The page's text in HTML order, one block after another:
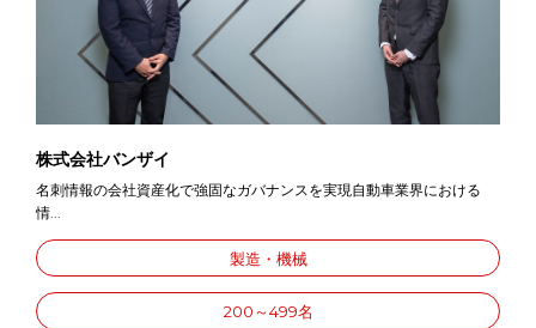
株式会社バンザイ
名刺情報の会社資産化で強固なガバナンスを実現自動車業界における
情...
製造・機械
200～499名